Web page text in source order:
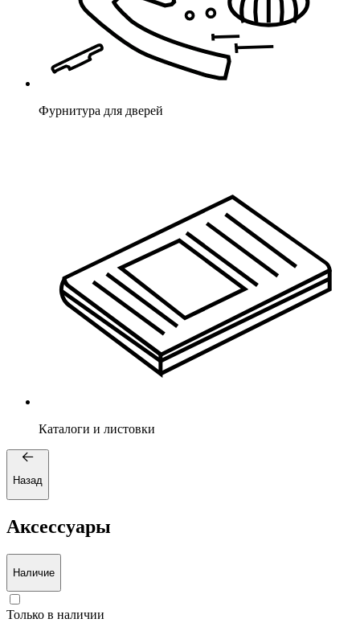
Фурнитура для дверей
Каталоги и листовки
Назад
Аксессуары
Наличие
Только в наличии